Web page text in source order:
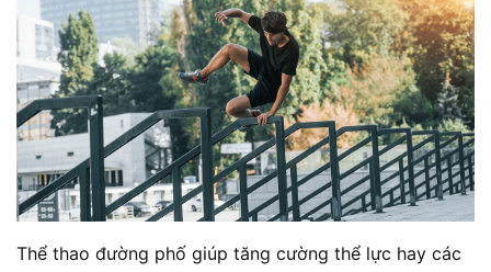
Thể thao đường phố giúp tăng cường thể lực hay các